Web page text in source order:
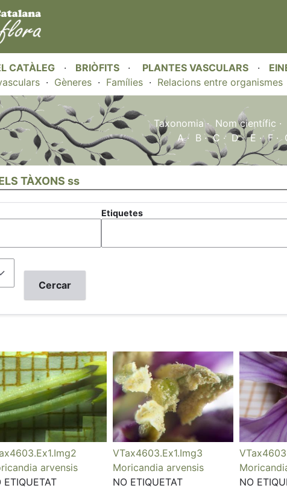
CATÀLEG · BRIÒFITS · PLANTES VASCULARS ·
· Gèneres· Famílies· Relacions entre organismes
Taxonomia· Nom científic ·
A· B ·C ·D·E · F ·
TÀXONS ss
Etiquetes
arvensis
ETIQUETAT
VTax4603.Ex1.Img3
Moricandia arvensis
NO ETIQUETAT
NO